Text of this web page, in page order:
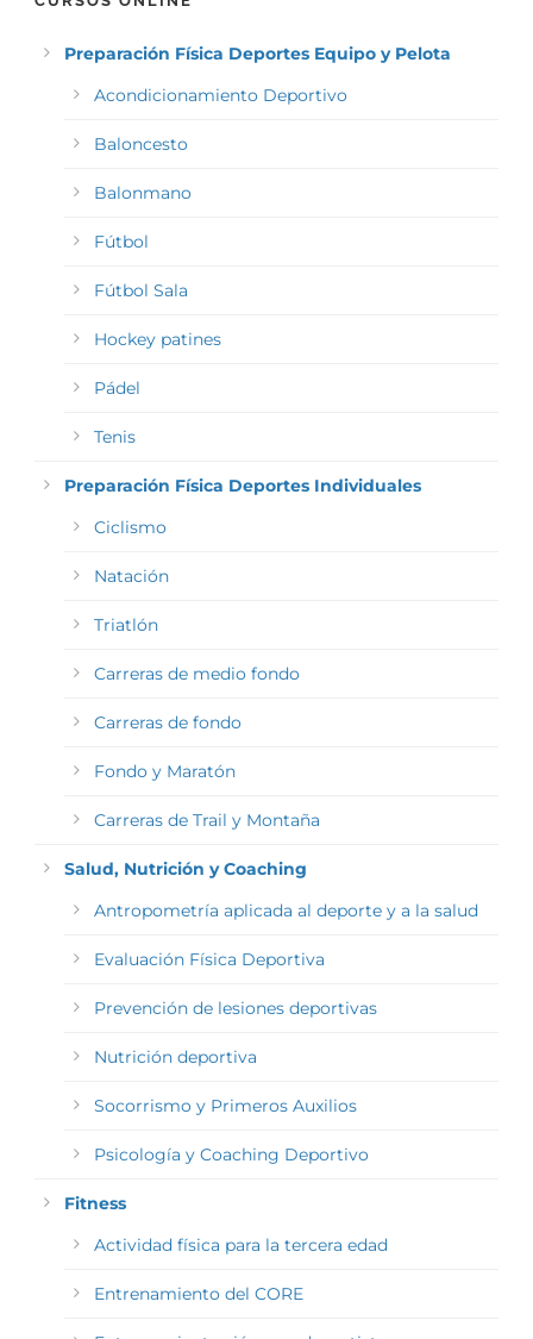
Preparación Física Deportes Equipo y Pelota
Acondicionamiento Deportivo
Baloncesto
Balonmano
Fútbol
Fútbol Sala
Hockey patines
Pádel
Tenis
Preparación Física Deportes Individuales
Ciclismo
Natación
Triatlón
Carreras de medio fondo
Carreras de fondo
Fondo y Maratón
Carreras de Trail y Montaña
Salud, Nutrición y Coaching
Antropometría aplicada al deporte y a la salud
Evaluación Física Deportiva
Prevención de lesiones deportivas
Nutrición deportiva
Socorrismo y Primeros Auxilios
Psicología y Coaching Deportivo
Fitness
Actividad física para la tercera edad
Entrenamiento del CORE